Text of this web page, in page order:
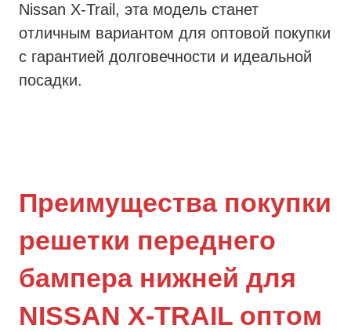
Nissan X-Trail, эта модель станет
отличным вариантом для оптовой покупки
с гарантией долговечности и идеальной
посадки.
Преимущества покупки
решетки переднего
бампера нижней для
NISSAN X-TRAIL оптом